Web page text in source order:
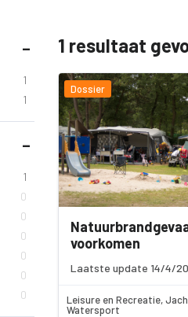
1
1
1
0
0
0
0
0
0
1 resultaat
Dossier
voorkomen
Laatste update 14/4/
Leisure en Recreatie,
Watersport